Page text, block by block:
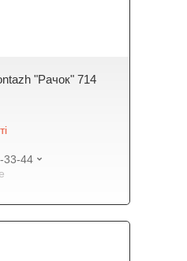
"Рачок" 714
33-44